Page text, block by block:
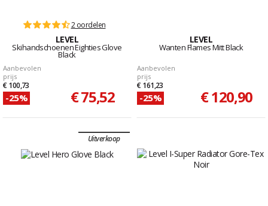
2 oordelen
LEVEL
Skihandschoenen Eighties Glove
Black
Aanbevolen
prijs
€ 100,73
-25% € 75,52
LEVEL
Wanten Flames Mitt Black
Aanbevolen
prijs
€ 161,23
-25% € 120,90
Uitverkoop